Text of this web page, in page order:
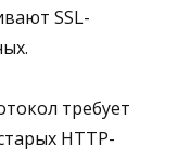
SSL-
требует
HTTP-